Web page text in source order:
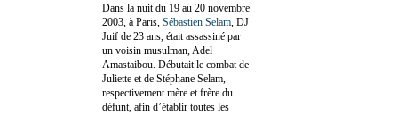
Dans la nuit du 19 au 20 novembre
2003, à Paris, Sébastien Selam , DJ
Juif de 23 ans, était assassiné par
un voisin musulman, Adel
Amastaibou. Débutait le combat de
Juliette et de Stéphane Selam,
respectivement mère et frère du
défunt, afin d’établir toutes les